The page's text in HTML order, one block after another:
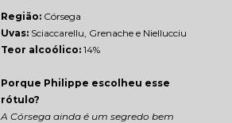
Região: Córsega
Uvas: Sciaccarellu, Grenache e Niellucciu
Teor alcoólico: 14%
Porque Philippe escolheu esse
rótulo?
A Córsega ainda é um segredo bem